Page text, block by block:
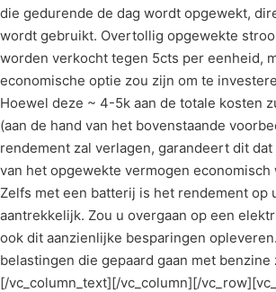
die gedurende de dag wordt opgewekt,
wordt gebruikt. Overtollig opgewekte
worden verkocht tegen 5cts per eenheid,
economische optie zou zijn om te
Hoewel deze ~ 4-5k aan de totale kosten
(aan de hand van het bovenstaande
rendement zal verlagen, garandeert dit
van het opgewekte vermogen
Zelfs met een batterij is het rendement op
aantrekkelijk. Zou u overgaan op een
ook dit aanzienlijke besparingen
belastingen die gepaard gaan met
[/vc_column_text][/vc_column][/